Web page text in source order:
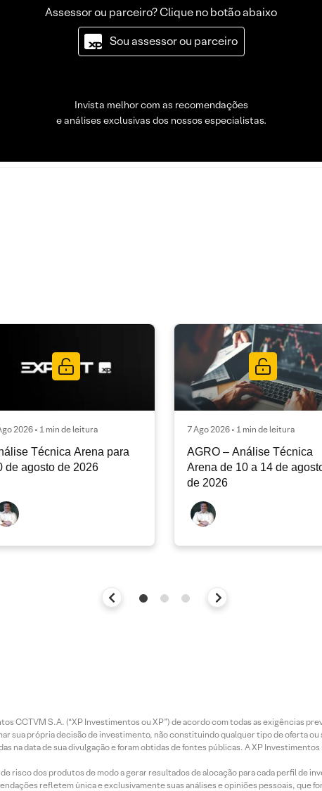
Assessor ou parceiro? Clique no botão abaixo
Sou assessor ou parceiro
Invista melhor com as recomendações
e análises exclusivas dos nossos especialistas.
2026 • 1 min de leitura
Técnica Arena para
de agosto de 2026
7 Ago 2026 • 1 min de leitura
AGRO – Análise Técnica
Arena de 10 a 14 de
de 2026
CCTVM S.A. (“XP Investimentos ou XP”) de acordo com todas as exigências
sua própria decisão de investimento, não constituindo qualquer tipo de oferta
na data de sua divulgação e foram obtidas de fontes públicas. A XP
risco dos produtos de modo a gerar resultados de alocação para cada perfil de
refletem única e exclusivamente suas análises e opiniões pessoais, que